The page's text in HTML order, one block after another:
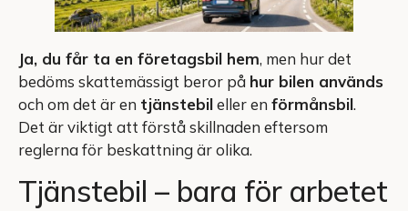
Ja, du får ta en företagsbil hem, men hur det
bedöms skattemässigt beror på hur bilen används
och om det är en tjänstebileller en förmånsbil.
Det är viktigt att förstå skillnaden eftersom
reglerna för beskattning är olika.
Tjänstebil – bara för arbetet